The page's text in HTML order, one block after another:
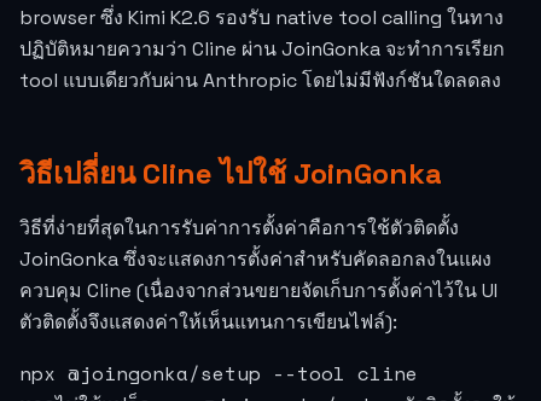
browser ซึ่ง Kimi K2.6 รองรับ native tool calling ในทาง
ปฏิบัติหมายความว่า Cline ผ่าน JoinGonka จะทำการเรียก
tool แบบเดียวกับผ่าน Anthropic โดยไม่มีฟังก์ชันใดลดลง
วิธีเปลี่ยน Cline ไปใช้ JoinGonka
วิธีที่ง่ายที่สุดในการรับค่าการตั้งค่าคือการใช้ตัวติดตั้ง
JoinGonka ซึ่งจะแสดงการตั้งค่าสำหรับคัดลอกลงในแผง
ควบคุม Cline (เนื่องจากส่วนขยายจัดเก็บการตั้งค่าไว้ใน UI
ตัวติดตั้งจึงแสดงค่าให้เห็นแทนการเขียนไฟล์):
npx @joingonka/setup --tool cline